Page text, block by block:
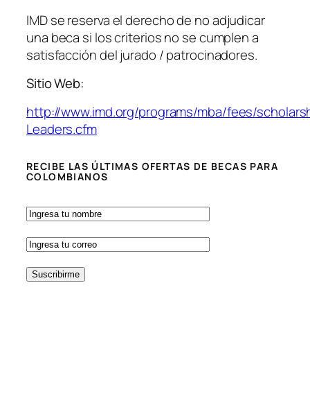
IMD se reserva el derecho de no adjudicar
una beca si los criterios no se cumplen a
satisfacción del jurado / patrocinadores.
Sitio Web:
http://www.imd.org/programs/mba/fees/
Leaders.cfm
RECIBE LAS ÚLTIMAS OFERTAS DE BECAS PARA
COLOMBIANOS